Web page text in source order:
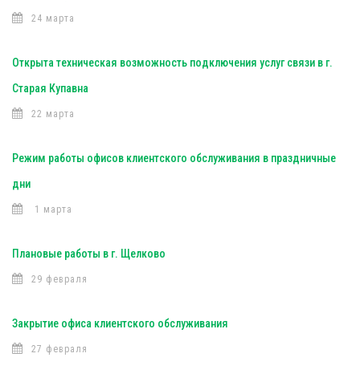
24 марта
Открыта техническая возможность подключения услуг связи в г.
Старая Купавна
22 марта
Режим работы офисов клиентского обслуживания в праздничные
дни
1 марта
Плановые работы в г. Щелково
29 февраля
Закрытие офиса клиентского обслуживания
27 февраля